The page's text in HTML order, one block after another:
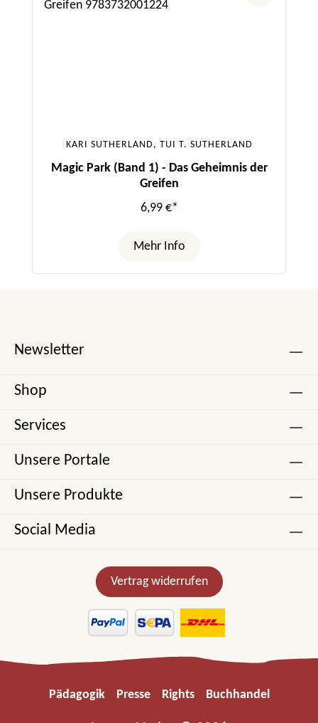
KARI SUTHERLAND, TUI T. SUTHERLAND
Magic Park (Band 1) - Das Geheimnis der
Greifen
6,99 €*
Mehr Info
Newsletter
Shop
Services
Unsere Portale
Unsere Produkte
Social Media
Vertrag widerrufen
Pädagogik Presse Rights Buchhandel